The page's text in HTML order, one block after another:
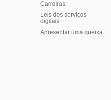
Carreiras
Leis dos serviços
digitais
Apresentar uma queixa